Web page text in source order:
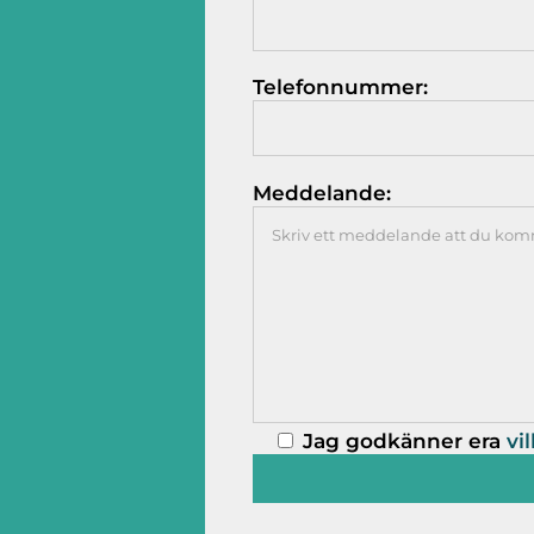
Telefonnummer:
Meddelande:
Jag godkänner era